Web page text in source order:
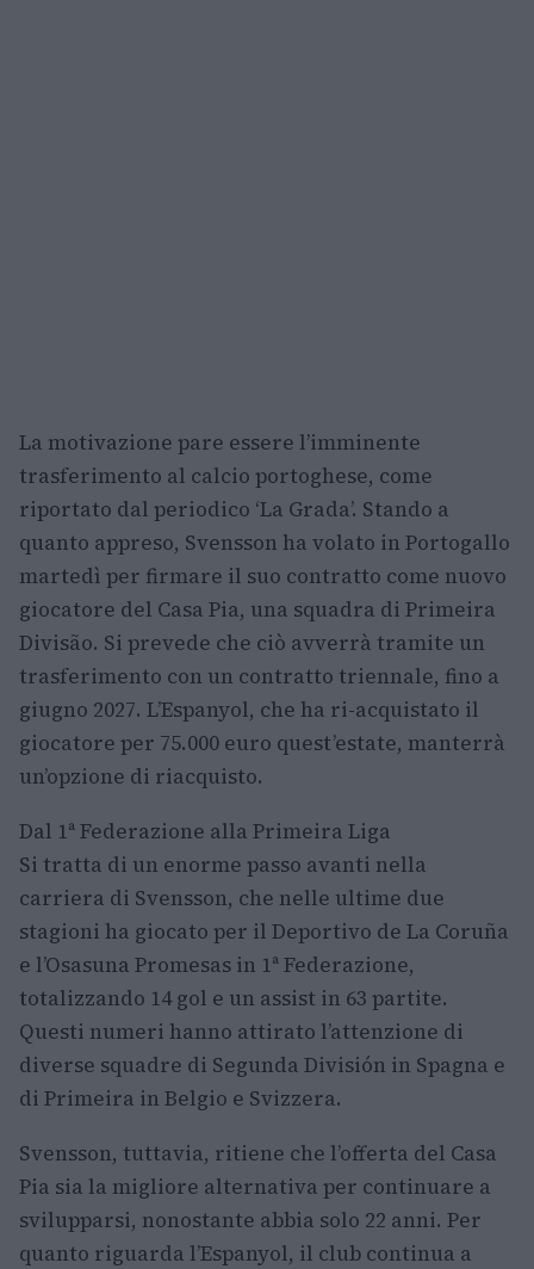
La motivazione pare essere l’imminente
trasferimento al calcio portoghese, come
riportato dal periodico ‘La Grada’. Stando a
quanto appreso, Svensson ha volato in Portogallo
martedì per firmare il suo contratto come nuovo
giocatore del Casa Pia, una squadra di Primeira
Divisão. Si prevede che ciò avverrà tramite un
trasferimento con un contratto triennale, fino a
giugno 2027. L’Espanyol, che ha ri-acquistato il
giocatore per 75.000 euro quest’estate, manterrà
un’opzione di riacquisto.
Dal 1ª Federazione alla Primeira Liga
Si tratta di un enorme passo avanti nella
carriera di Svensson, che nelle ultime due
stagioni ha giocato per il Deportivo de La Coruña
e l’Osasuna Promesas in 1ª Federazione,
totalizzando 14 gol e un assist in 63 partite.
Questi numeri hanno attirato l’attenzione di
diverse squadre di Segunda División in Spagna e
di Primeira in Belgio e Svizzera.
Svensson, tuttavia, ritiene che l’offerta del Casa
Pia sia la migliore alternativa per continuare a
svilupparsi, nonostante abbia solo 22 anni. Per
quanto riguarda l’Espanyol, il club continua a